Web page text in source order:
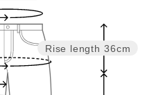
Rise length 36cm